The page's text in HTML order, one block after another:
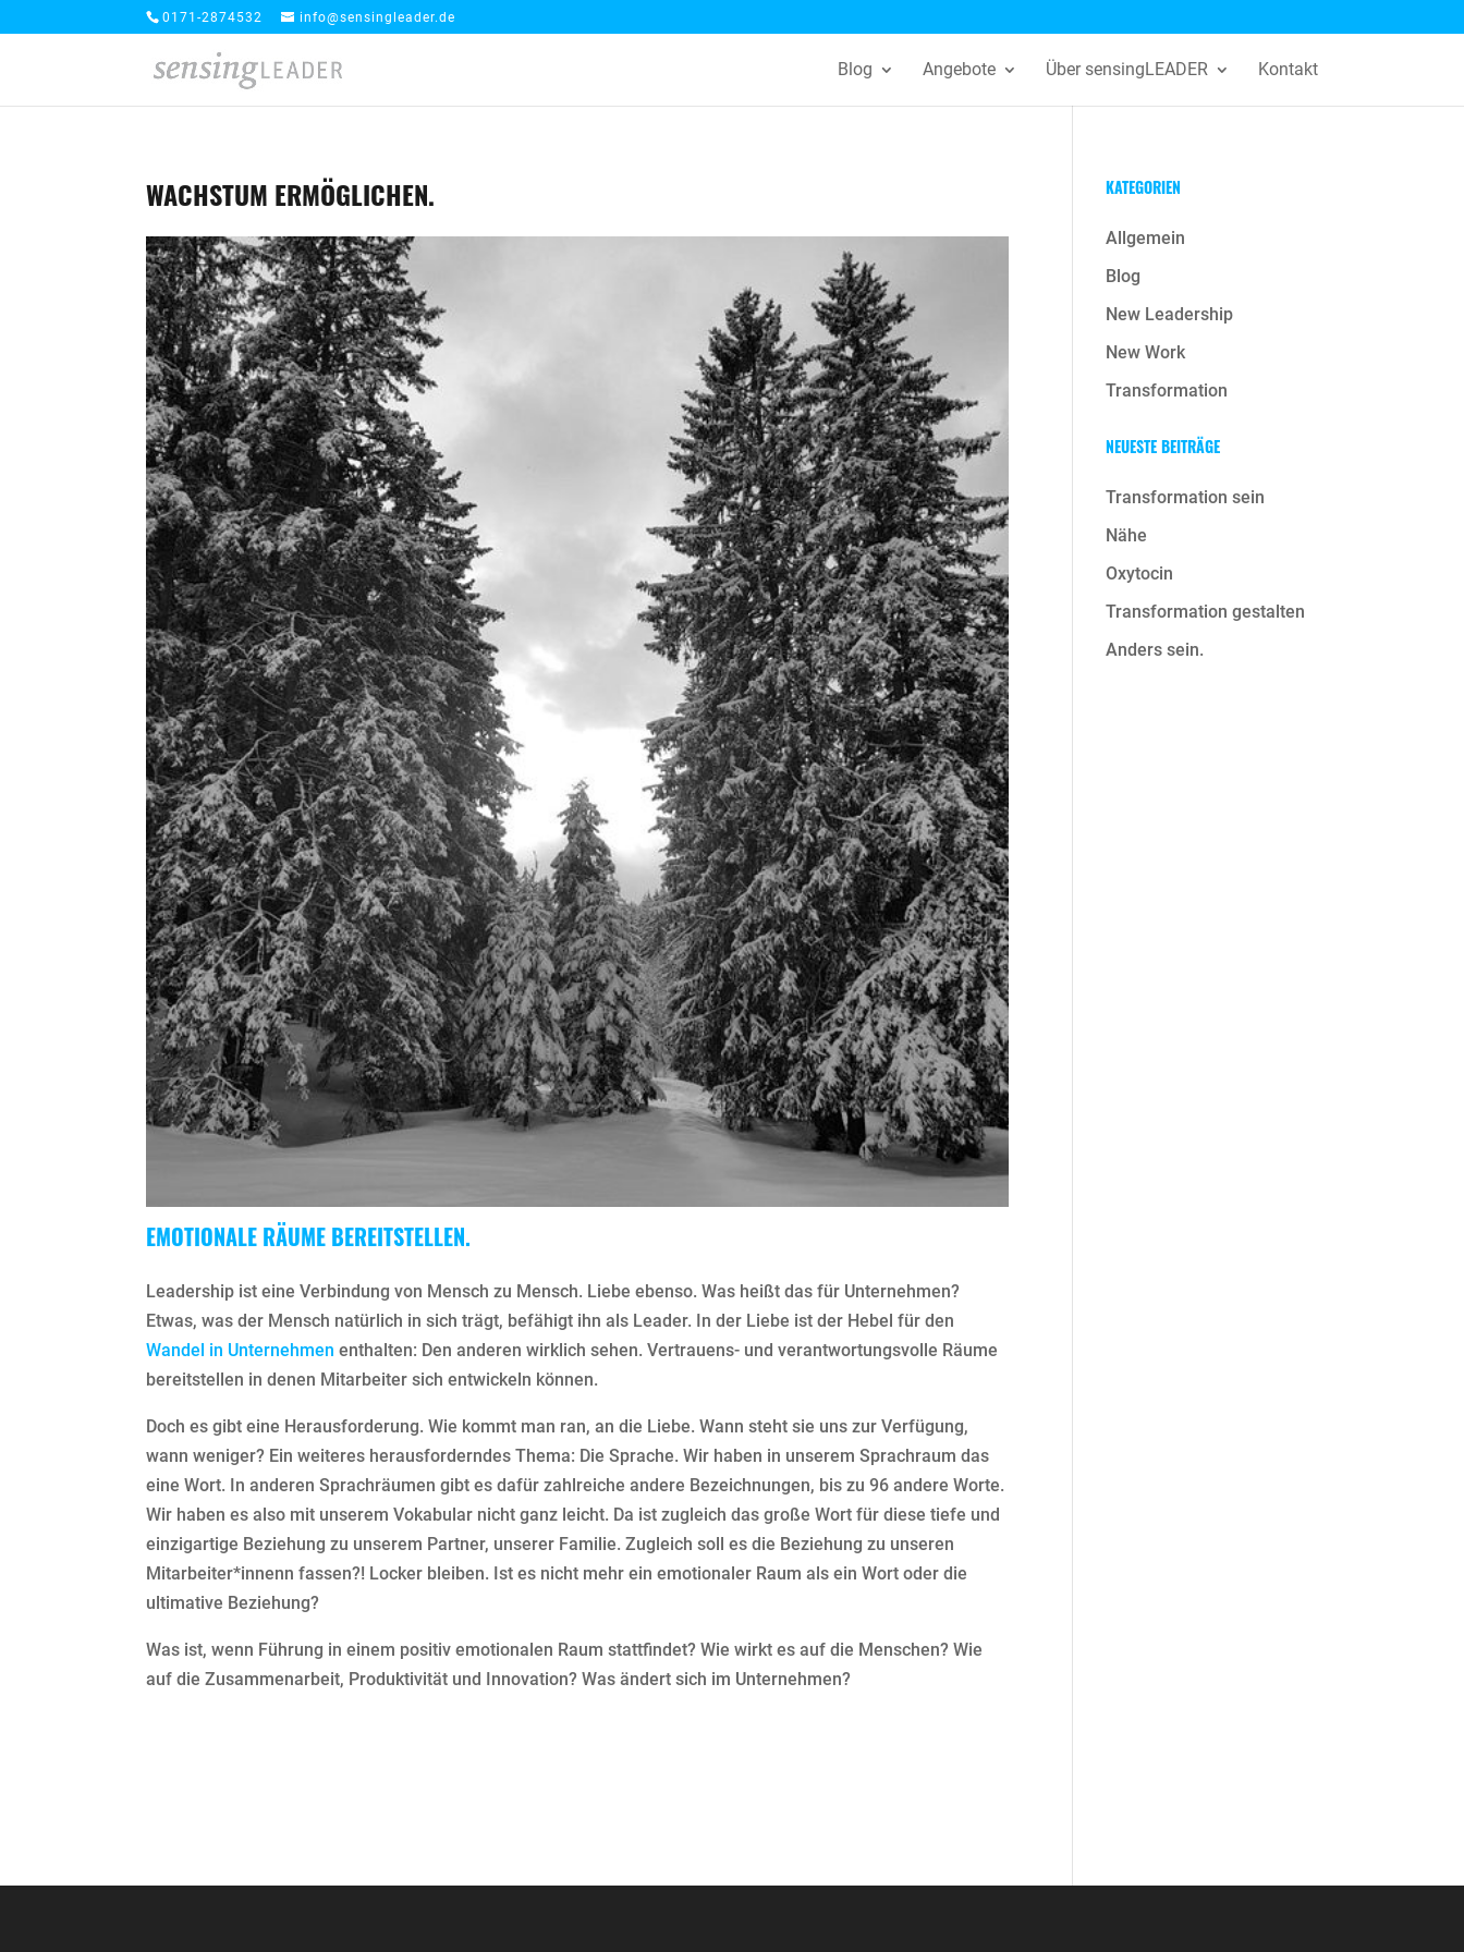
0171-2874532 info@sensingleader.de
Blog Angebote Über sensingLEADER Kontakt
WACHSTUM ERMÖGLICHEN.
EMOTIONALE RÄUME BEREITSTELLEN.
Leadership ist eine Verbindung von Mensch zu Mensch. Liebe ebenso.Was heißt das für Unternehmen?
Etwas, was der Mensch natürlich in sich trägt, befähigt ihn als Leader. In der Liebe ist der Hebel für den
Wandel in Unternehmen enthalten: Den anderen wirklich sehen. Vertrauens- und verantwortungsvolle Räume
bereitstellen in denen Mitarbeiter sich entwickeln können.
Doch es gibt eine Herausforderung. Wie kommt man ran, an die Liebe. Wann steht sie uns zur Verfügung,
wann weniger? Ein weiteres herausforderndes Thema: Die Sprache. Wir haben in unserem Sprachraum das
eine Wort. In anderen Sprachräumen gibt es dafür zahlreiche andere Bezeichnungen, bis zu 96 andere Worte.
Wir haben es also mit unserem Vokabular nicht ganz leicht. Da ist zugleich das große Wort für diese tiefe und
einzigartige Beziehung zu unserem Partner, unserer Familie. Zugleich soll es die Beziehung zu unseren
Mitarbeiter*innenn fassen?! Locker bleiben. Ist es nicht mehr ein emotionaler Raum als ein Wort oder die
ultimative Beziehung?
Was ist, wenn Führung in einem positiv emotionalen Raum stattfindet? Wie wirkt es auf die Menschen? Wie
auf die Zusammenarbeit, Produktivität und Innovation? Was ändert sich im Unternehmen?
KATEGORIEN
Allgemein
Blog
New Leadership
New Work
Transformation
NEUESTE BEITRÄGE
Transformation sein
Nähe
Oxytocin
Transformation gestalten
Anders sein.